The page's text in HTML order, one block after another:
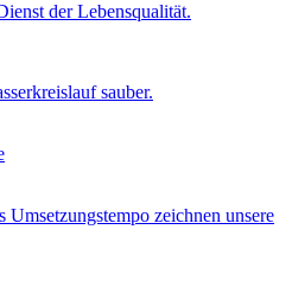
der Lebensqualität.
sauber.
Umsetzungstempo zeichnen unsere